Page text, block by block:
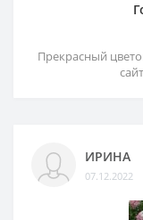
Прекрасный
ИРИНА
07.12.2022